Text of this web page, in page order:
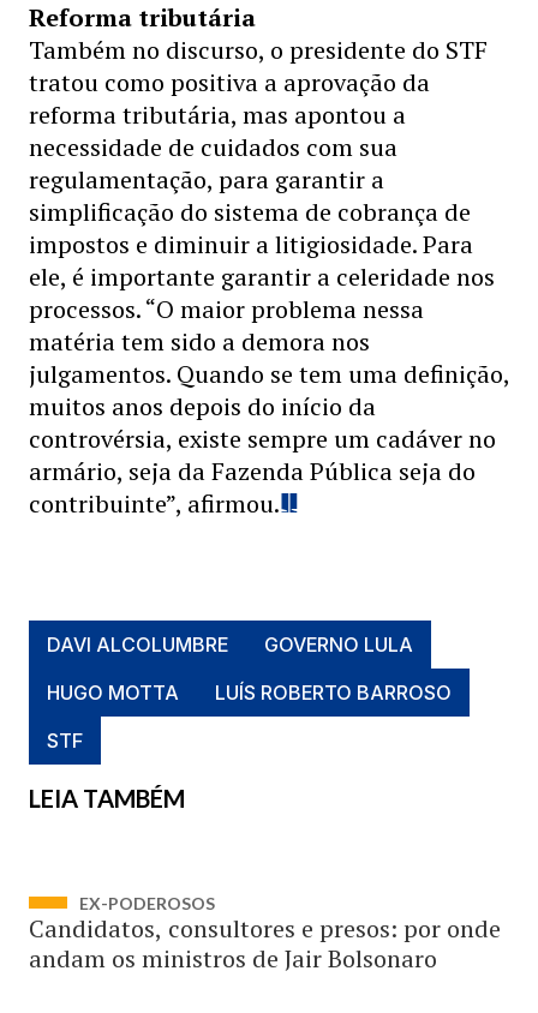
Reforma tributária
Também no discurso, o presidente do STF
tratou como positiva a aprovação da
reforma tributária, mas apontou a
necessidade de cuidados com sua
regulamentação, para garantir a
simplificação do sistema de cobrança de
impostos e diminuir a litigiosidade. Para
ele, é importante garantir a celeridade nos
processos. “O maior problema nessa
matéria tem sido a demora nos
julgamentos. Quando se tem uma definição,
muitos anos depois do início da
controvérsia, existe sempre um cadáver no
armário, seja da Fazenda Pública seja do
contribuinte”, afirmou.
DAVI ALCOLUMBRE
GOVERNO LULA
HUGO MOTTA
LUÍS ROBERTO BARROSO
STF
LEIA TAMBÉM
EX-PODEROSOS
Candidatos, consultores e presos: por onde
andam os ministros de Jair Bolsonaro